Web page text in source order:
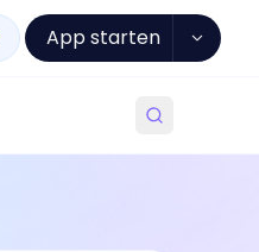
App starten